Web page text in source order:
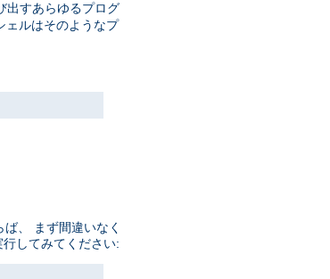
出すあらゆるプログ
ェルはそのようなプ
、 まず間違いなく
してみてください: